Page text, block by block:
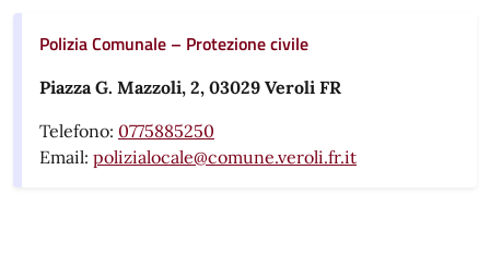
Polizia Comunale – Protezione civile
Piazza G. Mazzoli, 2, 03029 Veroli FR
Telefono: 0775885250
Email: polizialocale@comune.veroli.fr.it